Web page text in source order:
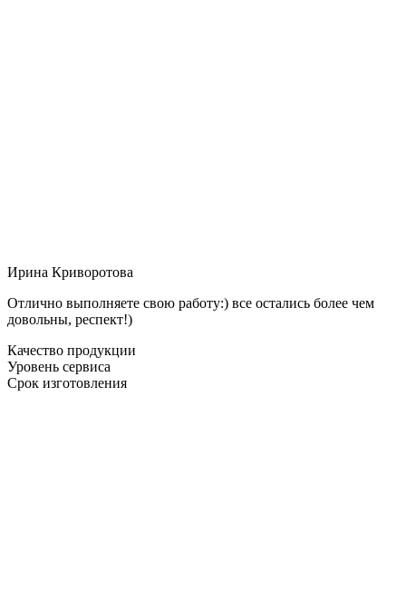
Ирина Криворотова
Отлично выполняете свою работу:) все остались более чем
довольны, респект!)
Качество продукции
Уровень сервиса
Срок изготовления